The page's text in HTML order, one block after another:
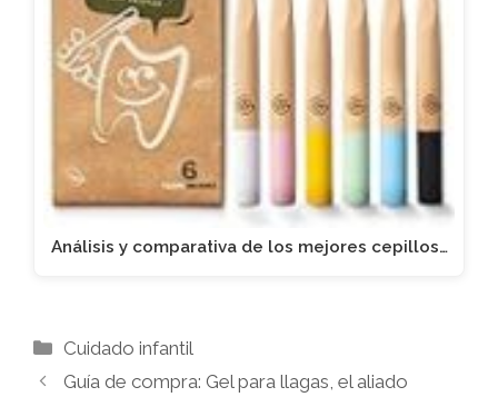
Análisis y comparativa de los mejores cepillos…
Categorías
Cuidado infantil
Guía de compra: Gel para llagas, el aliado